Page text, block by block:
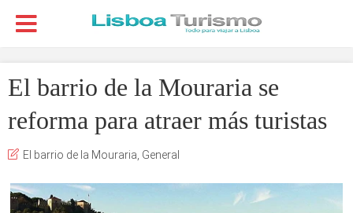
El barrio de la Mouraria se
reforma para atraer más turistas
El barrio de la Mouraria General